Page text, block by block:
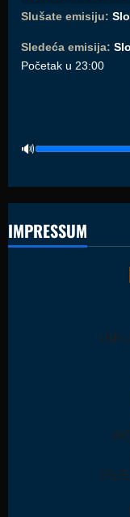
Slušate emisiju:
Sledeća emisija:
Početak u 23:00
IMPRESSUM